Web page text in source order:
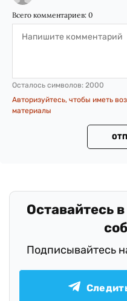
Всего комментариев: 0
Осталось символов: 2000
Авторизуйтесь, чтобы иметь
материалы
Оставайтесь
Подписывайтесь